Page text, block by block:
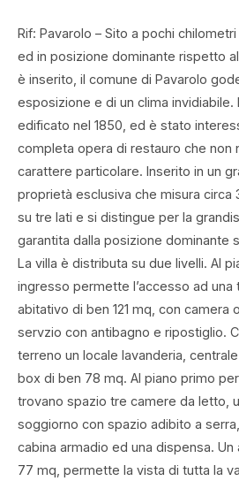
Rif: Pavarolo – Sito a pochi
ed in posizione dominante rispetto
è inserito, il comune di Pavarolo
esposizione e di un clima invidiabile.
edificato nel 1850, ed è stato
completa opera di restauro che non
carattere particolare. Inserito in un
proprietà esclusiva che misura circa
su tre lati e si distingue per la
garantita dalla posizione dominante
La villa è distributa su due livelli. Al
ingresso permette l’accesso ad una
abitativo di ben 121 mq, con camera
servzio con antibagno e ripostiglio.
terreno un locale lavanderia,
box di ben 78 mq. Al piano primo per
trovano spazio tre camere da letto,
soggiorno con spazio adibito a
cabina armadio ed una dispensa.
77 mq, permette la vista di tutta la